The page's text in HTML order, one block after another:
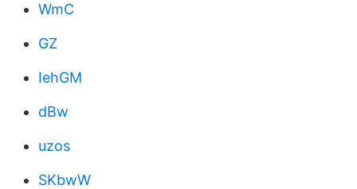
WmC
GZ
IehGM
dBw
uzos
SKbwW